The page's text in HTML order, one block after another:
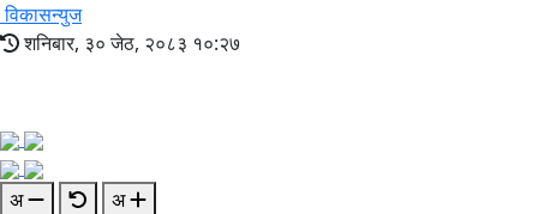
विकासन्युज
शनिबार, ३० जेठ, २०८३ १०:२७
अ अ